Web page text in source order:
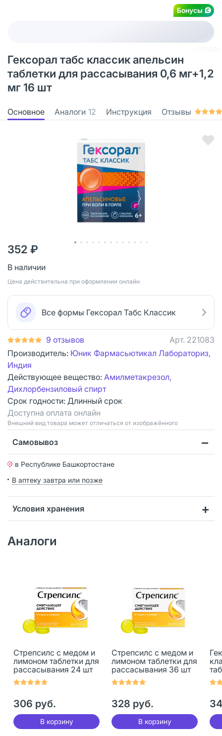
Бонусы
Гексорал табс классик апельсин
таблетки для рассасывания 0,6 мг+1,2
мг 16 шт
Основное Аналоги 12 Инструкция Отзывы
352 ₽
В наличии
Цена действительна при оформлении онлайн
Все формы Гексорал Табс Классик
9 отзывов Арт. 221083
Производитель: Юник Фармасьютикал Лабораториз,
Индия
Действующее вещество: Амилметакрезол,
Дихлорбензиловый спирт
Срок годности: Длинный срок
Доступна оплата онлайн
Bнешний вид товара может отличаться от изображённого
Самовывоз
в Республике Башкортостане
В аптеку завтра или позже
Условия хранения
Аналоги
Стрепсилс с медом и
лимоном таблетки для
рассасывания 24 шт
306 руб.
В корзину
Стрепсилс с медом и
лимоном таблетки для
рассасывания 36 шт
328 руб.
В корзину